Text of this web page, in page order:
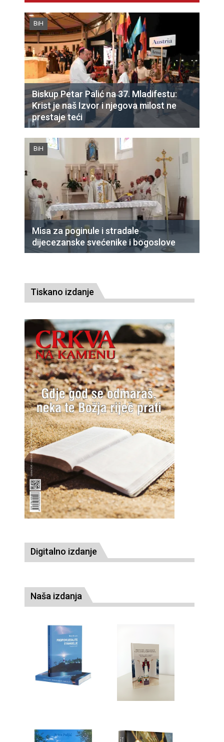
BiH
Biskup Petar Palić na 37. Mladifestu:
Krist je naš Izvor i njegova milost ne
prestaje teći
BiH
Misa za poginule i stradale
dijecezanske svećenike i bogoslove
Tiskano izdanje
Digitalno izdanje
Naša izdanja